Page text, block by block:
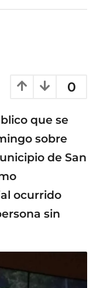
0
que se
sobre
de San
ocurrido
sin